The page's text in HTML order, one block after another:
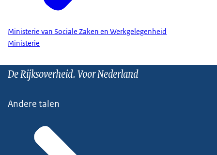
Ministerie van Sociale Zaken en Werkgelegenheid
Ministerie
De Rijksoverheid. Voor Nederland
Andere talen